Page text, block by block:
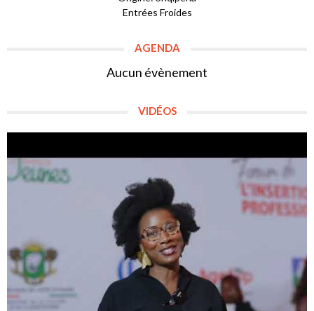
Entrées Froides
AGENDA
Aucun évènement
VIDÉOS